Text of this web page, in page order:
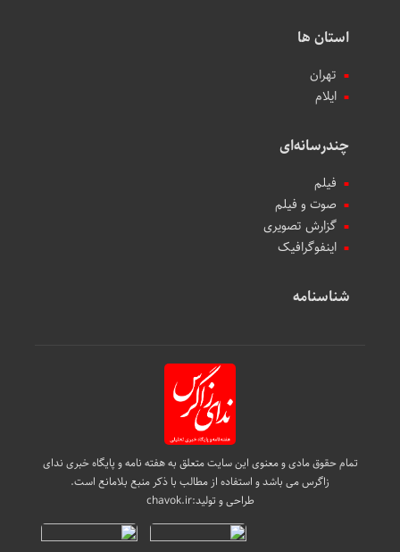
استان ها
تهران
ایلام
چندرسانه‌ای
فیلم
صوت و فیلم
گزارش تصویری
اینفوگرافیک
شناسنامه
تمام حقوق مادی و معنوی این سایت متعلق به هفته نامه و پایگاه خبری ندای
زاگرس می باشد و استفاده از مطالب با ذکر منبع بلامانع است.
طراحی و تولید:chavok.ir